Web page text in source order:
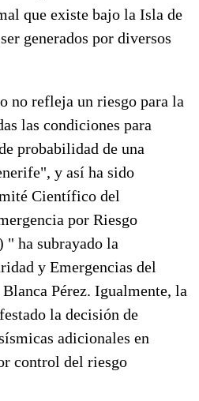
que existe bajo la Isla de
generados por diversos
no refleja un riesgo para la
las condiciones para
probabilidad de una
y así ha sido
Científico del
por Riesgo
" ha subrayado la
y Emergencias del
Pérez. Igualmente, la
la decisión de
adicionales en
control del riesgo